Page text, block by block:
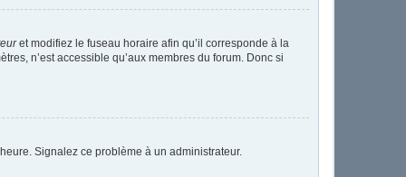
et modifiez le fuseau horaire afin qu’il corresponde à la
n’est accessible qu’aux membres du forum. Donc si
Signalez ce problème à un administrateur.